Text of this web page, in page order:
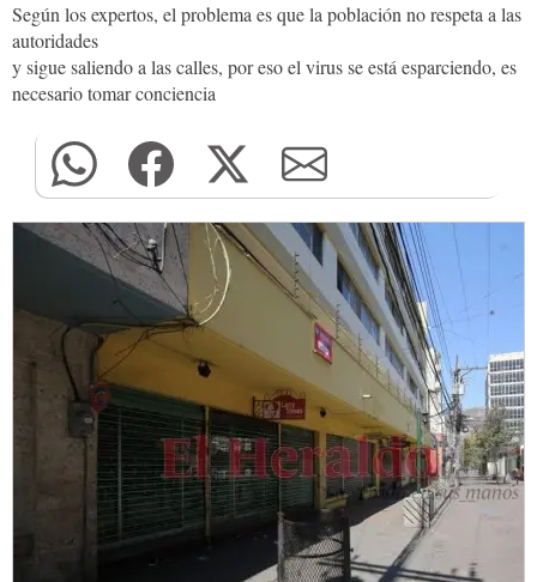
Según los expertos, el problema es que la población no respeta a las
autoridades
y sigue saliendo a las calles, por eso el virus se está esparciendo, es
necesario tomar conciencia